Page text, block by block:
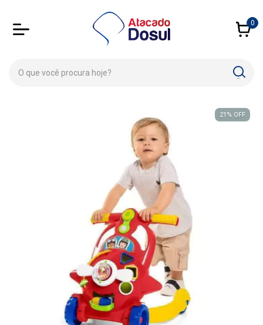
0
21 % OFF